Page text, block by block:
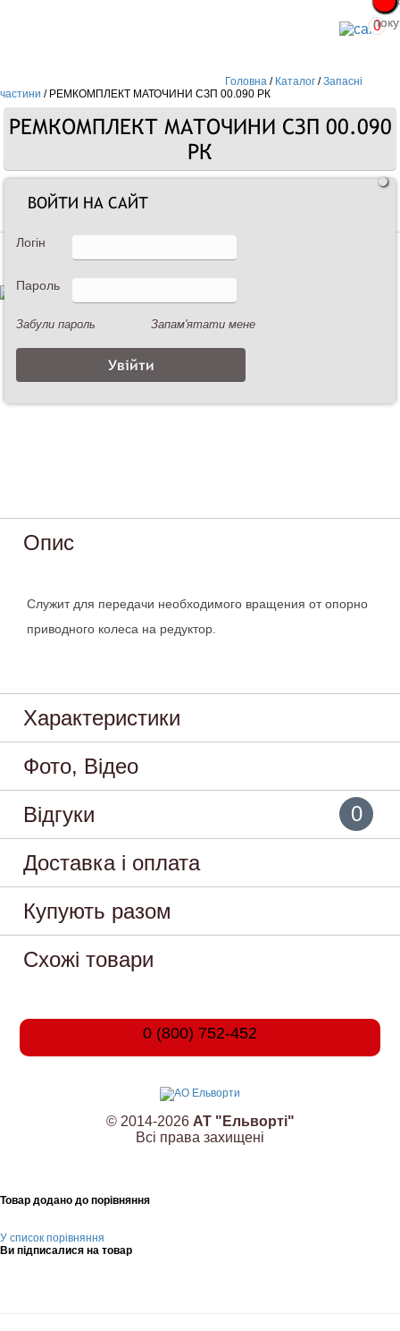
0
Головна / Каталог /Запасні
частини / РЕМКОМПЛЕКТ МАТОЧИНИ СЗП 00.090 РК
РЕМКОМПЛЕКТ МАТОЧИНИ СЗП 00.090
РК
Опис
Служит для передачи необходимого вращения от опорно
приводного колеса на редуктор.
Характеристики
Фото, Відео
Відгуки
0
Доставка і оплата
Купують разом
Схожі товари
0 (800) 752-452
© 2014-2026 АТ "Ельворті"
Всі права захищені
Товар додано до порівняння
У список порівняння
Ви підписалися на товар
ВОЙТИ НА САЙТ
Логін
Пароль
Забули пароль Запам'ятати мене